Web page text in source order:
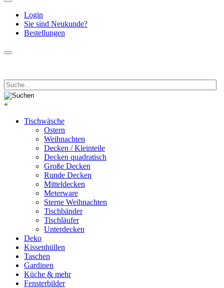
Login
Sie sind Neukunde?
Bestellungen
«
Tischwäsche
Ostern
Weihnachten
Decken / Kleinteile
Decken quadratisch
Große Decken
Runde Decken
Mitteldecken
Meterware
Sterne Weihnachten
Tischbänder
Tischläufer
Unterdecken
Deko
Kissenhüllen
Taschen
Gardinen
Küche & mehr
Fensterbilder